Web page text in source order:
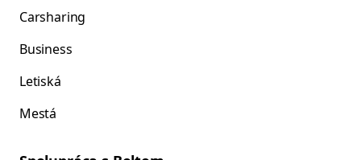
Carsharing
Business
Letiská
Mestá